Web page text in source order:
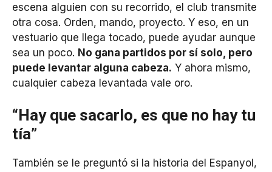
escena alguien con su recorrido, el club transmite
otra cosa. Orden, mando, proyecto. Y eso, en un
vestuario que llega tocado, puede ayudar aunque
sea un poco. No gana partidos por sí solo, pero
puede levantar alguna cabeza. Y ahora mismo,
cualquier cabeza levantada vale oro.
“Hay que sacarlo, es que no hay tu
tía”
También se le preguntó si la historia del Espanyol,